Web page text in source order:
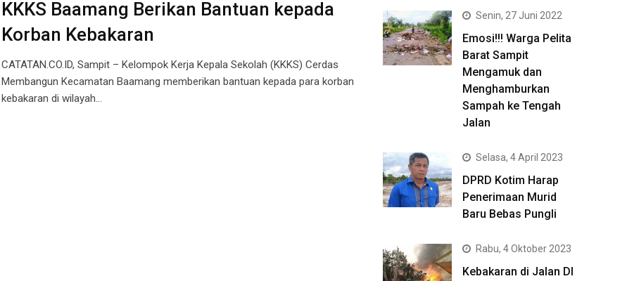
KKKS Baamang Berikan Bantuan kepada
Korban Kebakaran
CATATAN.CO.ID, Sampit – Kelompok Kerja Kepala Sekolah (KKKS) Cerdas
Membangun Kecamatan Baamang memberikan bantuan kepada para korban
kebakaran di wilayah…
Senin, 27 Juni 2022
Emosi!!! Warga Pelita
Barat Sampit
Mengamuk dan
Menghamburkan
Sampah ke Tengah
Jalan
Selasa, 4 April 2023
DPRD Kotim Harap
Penerimaan Murid
Baru Bebas Pungli
Rabu, 4 Oktober 2023
Kebakaran di Jalan DI